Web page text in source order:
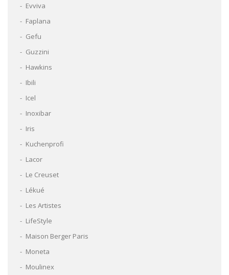
Evviva
Faplana
Gefu
Guzzini
Hawkins
Ibili
Icel
Inoxibar
Iris
Kuchenprofi
Lacor
Le Creuset
Lékué
Les Artistes
LifeStyle
Maison Berger Paris
Moneta
Moulinex